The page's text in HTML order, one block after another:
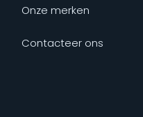
Onze merken
Contacteer ons